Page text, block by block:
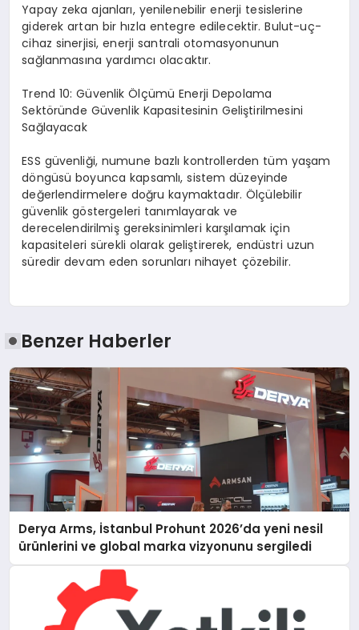
Yapay zeka ajanları, yenilenebilir enerji tesislerine
giderek artan bir hızla entegre edilecektir. Bulut-uç-
cihaz sinerjisi, enerji santrali otomasyonunun
sağlanmasına yardımcı olacaktır.
Trend 10: Güvenlik Ölçümü Enerji Depolama
Sektöründe Güvenlik Kapasitesinin Geliştirilmesini
Sağlayacak
ESS güvenliği, numune bazlı kontrollerden tüm yaşam
döngüsü boyunca kapsamlı, sistem düzeyinde
değerlendirmelere doğru kaymaktadır. Ölçülebilir
güvenlik göstergeleri tanımlayarak ve
derecelendirilmiş gereksinimleri karşılamak için
kapasiteleri sürekli olarak geliştirerek, endüstri uzun
süredir devam eden sorunları nihayet çözebilir.
Benzer Haberler
Derya Arms, İstanbul Prohunt 2026’da yeni nesil
ürünlerini ve global marka vizyonunu sergiledi